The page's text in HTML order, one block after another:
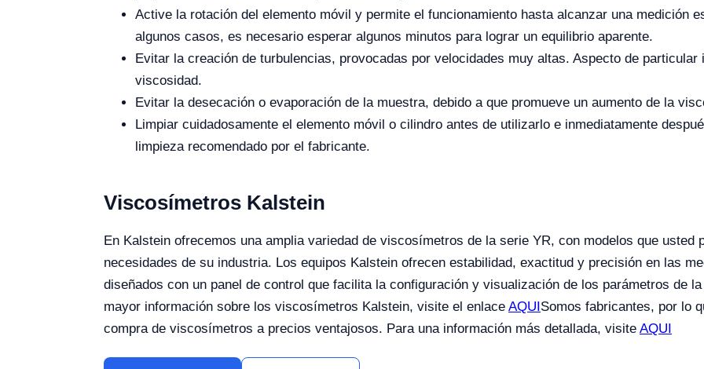
Active la rotación del elemento móvil y permite el funcionamiento hasta alcanzar una medición
algunos casos, es necesario esperar algunos minutos para lograr un equilibrio aparente.
Evitar la creación de turbulencias, provocadas por velocidades muy altas. Aspecto de
viscosidad.
Evitar la desecación o evaporación de la muestra, debido a que promueve un aumento de la
Limpiar cuidadosamente el elemento móvil o cilindro antes de utilizarlo e inmediatamente
limpieza recomendado por el fabricante.
Viscosímetros Kalstein
En Kalstein ofrecemos una amplia variedad de viscosímetros de la serie YR, con modelos que usted
necesidades de su industria. Los equipos Kalstein ofrecen estabilidad, exactitud y precisión en las
diseñados con un panel de control que facilita la configuración y visualización de los parámetros de
mayor información sobre los viscosímetros Kalstein, visite el enlace AQUISomos fabricantes, por lo
compra de viscosímetros a precios ventajosos. Para una información más detallada, visite AQUI